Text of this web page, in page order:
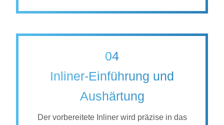
04
Inliner-Einführung und
Aushärtung
Der vorbereitete Inliner wird präzise in das